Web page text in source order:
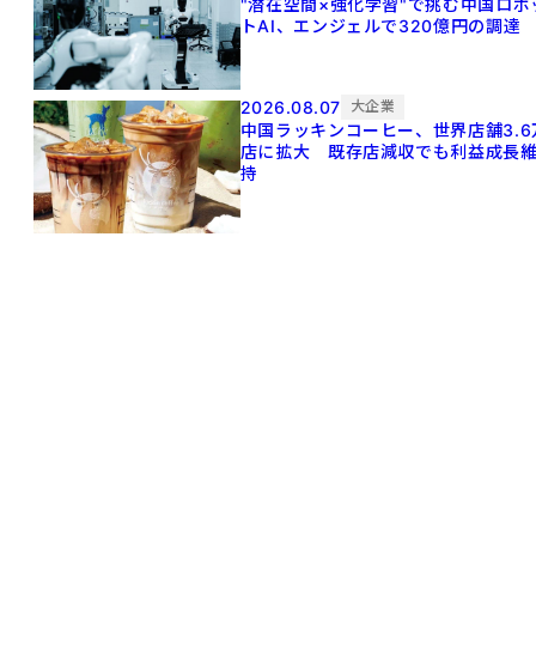
トAI、エンジェルで320億円の調達
2026.08.07 大企業
中国ラッキンコーヒー、世界店舗3.6
店に拡大 既存店減収でも利益成長
持